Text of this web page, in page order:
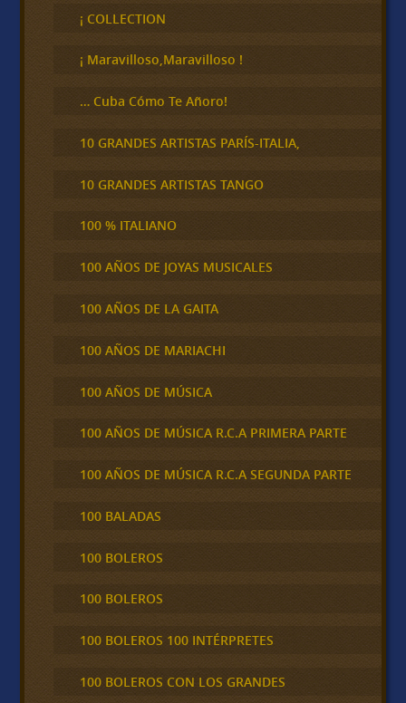
c
a
¡ COLLECTION
¡ Maravilloso,Maravilloso !
… Cuba Cómo Te Añoro!
10 GRANDES ARTISTAS PARÍS-ITALIA,
10 GRANDES ARTISTAS TANGO
100 % ITALIANO
100 AÑOS DE JOYAS MUSICALES
100 AÑOS DE LA GAITA
100 AÑOS DE MARIACHI
100 AÑOS DE MÚSICA
100 AÑOS DE MÚSICA R.C.A PRIMERA PARTE
100 AÑOS DE MÚSICA R.C.A SEGUNDA PARTE
100 BALADAS
100 BOLEROS
100 BOLEROS
100 BOLEROS 100 INTÉRPRETES
100 BOLEROS CON LOS GRANDES